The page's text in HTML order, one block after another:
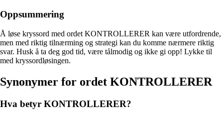
Oppsummering
Å løse kryssord med ordet KONTROLLERER kan være utfordrende,
men med riktig tilnærming og strategi kan du komme nærmere riktig
svar. Husk å ta deg god tid, være tålmodig og ikke gi opp! Lykke til
med kryssordløsingen.
Synonymer for ordet KONTROLLERER
Hva betyr KONTROLLERER?